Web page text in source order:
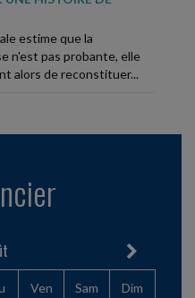
estime que la
n'est pas probante, elle
alors de reconstituer...
de la société, à qui
managériales toxiques
Ven Sam Dim